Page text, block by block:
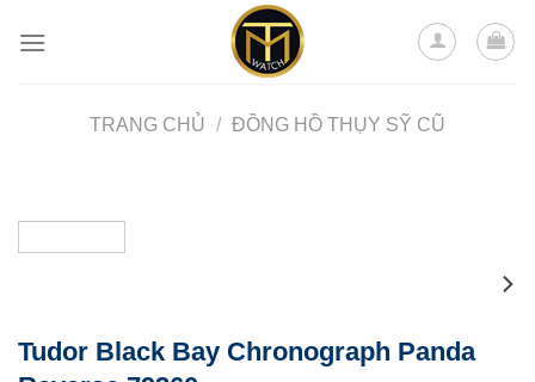
TRANG CHỦ / ĐỒNG HỒ THỤY SỸ CŨ
Tudor Black Bay Chronograph Panda